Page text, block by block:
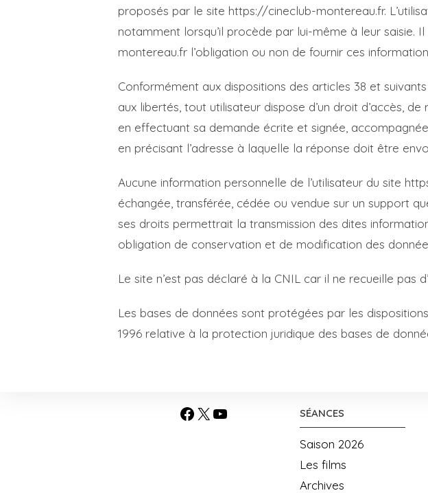
proposés par le site https://cineclub-montereau.fr.
notamment lorsqu’il procède par lui-même à leur saisie.
montereau.fr l’obligation ou non de fournir ces
Conformément aux dispositions des articles 38 et
aux libertés, tout utilisateur dispose d’un droit d’accès,
en effectuant sa demande écrite et signée,
en précisant l’adresse à laquelle la réponse doit être
Aucune information personnelle de l’utilisateur du site
échangée, transférée, cédée ou vendue sur un support
ses droits permettrait la transmission des dites
obligation de conservation et de modification des
Le site n’est pas déclaré à la CNIL car il ne recueille pas
Les bases de données sont protégées par les
1996 relative à la protection juridique des bases de
Facebook
X YouTube SÉANCES
Saison 2026
Les films
Archives